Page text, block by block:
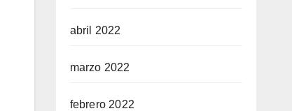
abril 2022
marzo 2022
febrero 2022